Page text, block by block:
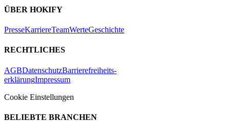
ÜBER HOKIFY
PresseKarriereTeamWerteGeschichte
RECHTLICHES
AGBDatenschutzBarrierefreiheits-
erklärungImpressum
Cookie Einstellungen
BELIEBTE BRANCHEN